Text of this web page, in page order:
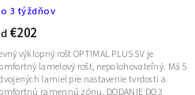
3 týždňov
€202
výklopný rošt OPTIMAL PLUS 5V je
lamelový rošt, nepolohovateľný. Má 5
lamiel pre nastavenie tvrdosti a